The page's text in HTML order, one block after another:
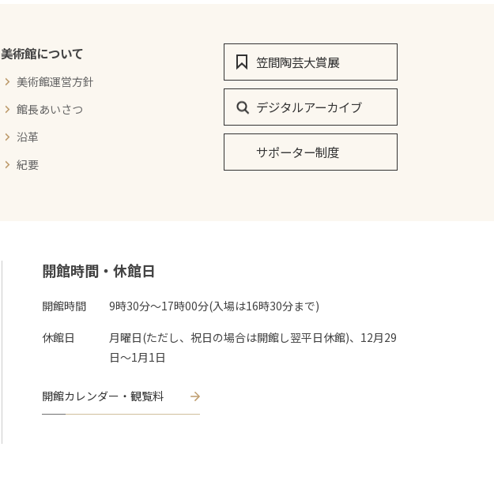
美術館について
美術館運営方針
館長あいさつ
沿革
紀要
笠間陶芸大賞展
デジタルアーカイブ
サポーター制度
開館時間・休館日
開館時間
9時30分〜17時00分(入場は16時30分まで)
休館日
月曜日(ただし、祝日の場合は開館し翌平日休館)、12月29
日～1月1日
開館カレンダー・観覧料